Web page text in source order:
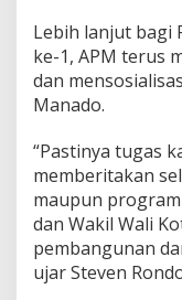
Lebih lanjut bagi
ke-1, APM terus
dan
Manado.
“Pastinya tugas
memberitakan
maupun
dan Wakil Wali
pembangunan
ujar Steven